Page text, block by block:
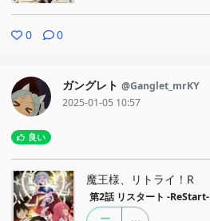
0 0
ガングレト @Ganglet_mrKY
2025-01-05 10:57
良い
魔王様、リトライ！R
第2話 リスタート -ReStart-